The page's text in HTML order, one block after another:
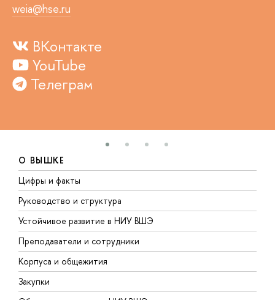
weia@hse.ru
ВКонтакте
YouTube
Телеграм
О ВЫШКЕ
Цифры и факты
Руководство и структура
Устойчивое развитие в НИУ ВШЭ
Преподаватели и сотрудники
Корпуса и общежития
Закупки